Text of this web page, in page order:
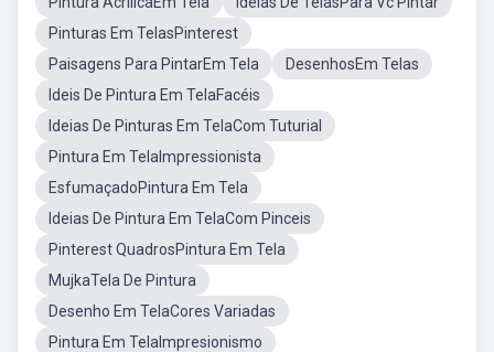
Pinturas Em TelasPinterest
Paisagens Para PintarEm Tela
DesenhosEm Telas
Ideis De Pintura Em TelaFacéis
Ideias De Pinturas Em TelaCom Tuturial
Pintura Em TelaImpressionista
EsfumaçadoPintura Em Tela
Ideias De Pintura Em TelaCom Pinceis
Pinterest QuadrosPintura Em Tela
MujkaTela De Pintura
Desenho Em TelaCores Variadas
Pintura Em TelaImpresionismo